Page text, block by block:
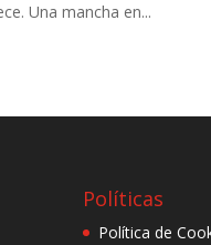
Una mancha en...
Políticas
Política de